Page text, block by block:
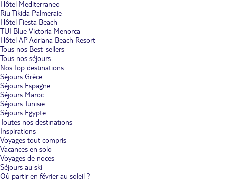
Hôtel Mediterraneo
Riu Tikida Palmeraie
Hôtel Fiesta Beach
TUI Blue Victoria Menorca
Hôtel AP Adriana Beach Resort
Tous nos Best-sellers
Tous nos séjours
Nos Top destinations
Séjours Grèce
Séjours Espagne
Séjours Maroc
Séjours Tunisie
Séjours Egypte
Toutes nos destinations
Inspirations
Voyages tout compris
Vacances en solo
Voyages de noces
Séjours au ski
Où partir en février au soleil ?